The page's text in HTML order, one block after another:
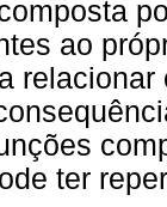
ao
ter